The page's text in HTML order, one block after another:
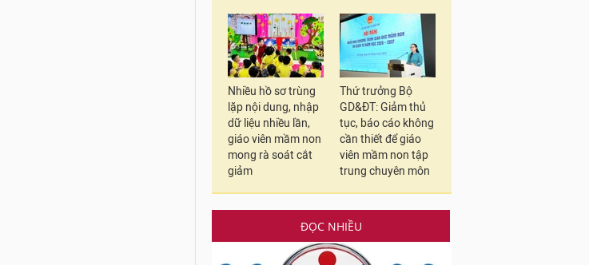
Nhiều hồ sơ trùng
lặp nội dung, nhập
dữ liệu nhiều lần,
giáo viên mầm non
mong rà soát cắt
giảm
Thứ trưởng Bộ
GD&ĐT: Giảm thủ
tục, báo cáo không
cần thiết để giáo
viên mầm non tập
trung chuyên môn
ĐỌC NHIỀU